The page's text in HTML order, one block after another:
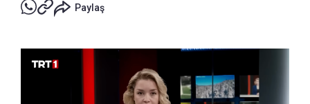
Paylaş